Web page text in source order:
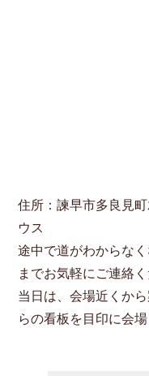
住所：諫早市多良見
ウス
途中で道がわからな
までお気軽にご連絡く
当日は、会場近くか
らの看板を目印に会